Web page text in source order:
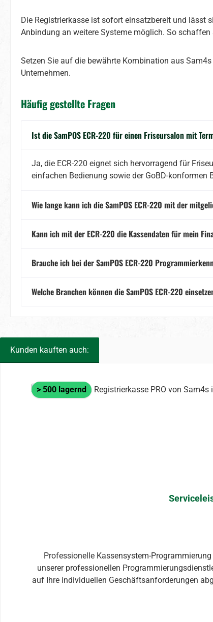
Die Registrierkasse ist sofort einsatzbereit und lässt
Anbindung an weitere Systeme möglich. So
Setzen Sie auf die bewährte Kombination aus
Unternehmen.
Häufig gestellte Fragen
Ist die SamPOS ECR-220 für einen Friseursalon mit
Ja, die ECR-220 eignet sich hervorragend für
einfachen Bedienung sowie der GoBD-konformen
Wie lange kann ich die SamPOS ECR-220 mit der
Kann ich mit der ECR-220 die Kassendaten für mein
Brauche ich bei der SamPOS ECR-220
Welche Branchen können die SamPOS ECR-220
Kunden kauften auch:
> 500 lagernd
Professionelle Kassensystem-Programmierung für SAMPOS Go, Schultes und
unserer professionellen
auf Ihre individuellen Geschäftsanforderungen abgestimmt ist. Was umfasst unsere Programmierungsleistung? Individuelle